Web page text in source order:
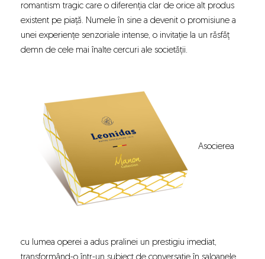
romantism tragic care o diferenția clar de orice alt produs
existent pe piață. Numele în sine a devenit o promisiune a
unei experiențe senzoriale intense, o invitație la un răsfăț
demn de cele mai înalte cercuri ale societății.
Asocierea
cu lumea operei a adus pralinei un prestigiu imediat,